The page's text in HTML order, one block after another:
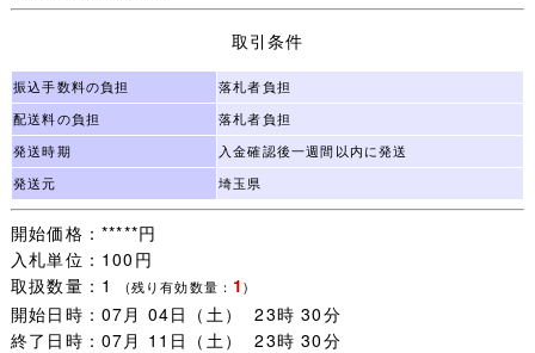
(取引開始)、送料連絡後金融機関の3営業日以内のご入金、
をご承諾いただける方のみご検討下さいますようお願いし
ます。
・一週間以内にご落札いただいた品については同梱包いた
します。
ご注意：一緒に発送する品を、すべてご落札いただいてか
らお取引を開始してください。
取引ナビで一覧に表示されない品は同梱包できません。落
札手続き【 取引開始 】をすると、その後のご落札は別梱
包になります。
取引条件
振込手数料の負担 落札者負担
配送料の負担 落札者負担
発送時期 入金確認後一週間以内に発送
発送元 埼玉県
開始価格：*****円
入札単位：100円
取扱数量：1
(残り有効数量： 1)
開始日時：07月 04日（土） 23時 30分
終了日時：07月 11日（土） 23時 30分